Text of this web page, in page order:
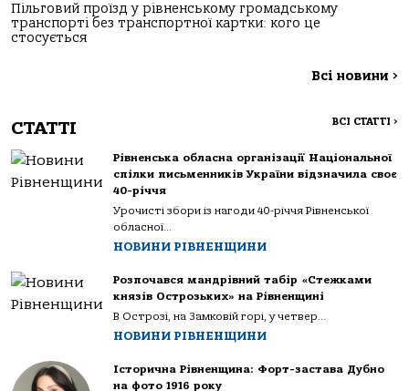
Пільговий проїзд у рівненському громадському
транспорті без транспортної картки: кого це
стосується
Всі новини >
СТАТТІ ВСІ СТАТТІ >
Рівненська обласна організації Національної
спілки письменників України відзначила своє
40-річчя
Урочисті збори із нагоди 40-річчя Рівненської
обласної...
НОВИНИ РІВНЕНЩИНИ
Розпочався мандрівний табір «Стежками
князів Острозьких» на Рівненщині
В Острозі, на Замковій горі, у четвер...
НОВИНИ РІВНЕНЩИНИ
Історична Рівненщина: Форт-застава Дубно
на фото 1916 року